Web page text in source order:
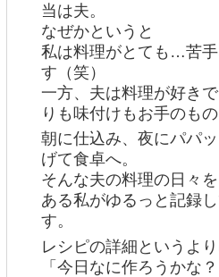
当は夫。
なぜかというと
私は料理がとても…苦
す（笑）
一方、夫は料理が好き
りも味付けもお手のもの
朝に仕込み、夜にパパ
げて食卓へ。
そんな夫の料理の日々
ある私がゆるっと記録
す。
レシピの詳細というより
「今日なに作ろうかな